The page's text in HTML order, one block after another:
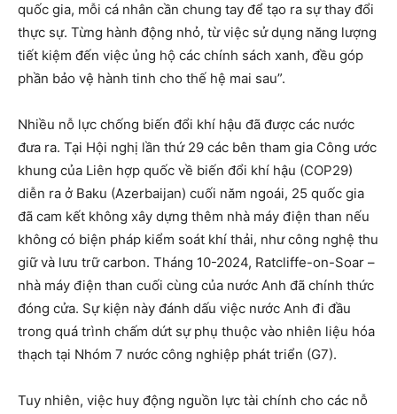
quốc gia, mỗi cá nhân cần chung tay để tạo ra sự thay đổi
thực sự. Từng hành động nhỏ, từ việc sử dụng năng lượng
tiết kiệm đến việc ủng hộ các chính sách xanh, đều góp
phần bảo vệ hành tinh cho thế hệ mai sau”.
Nhiều nỗ lực chống biến đổi khí hậu đã được các nước
đưa ra. Tại Hội nghị lần thứ 29 các bên tham gia Công ước
khung của Liên hợp quốc về biến đổi khí hậu (COP29)
diễn ra ở Baku (Azerbaijan) cuối năm ngoái, 25 quốc gia
đã cam kết không xây dựng thêm nhà máy điện than nếu
không có biện pháp kiểm soát khí thải, như công nghệ thu
giữ và lưu trữ carbon. Tháng 10-2024, Ratcliffe-on-Soar –
nhà máy điện than cuối cùng của nước Anh đã chính thức
đóng cửa. Sự kiện này đánh dấu việc nước Anh đi đầu
trong quá trình chấm dứt sự phụ thuộc vào nhiên liệu hóa
thạch tại Nhóm 7 nước công nghiệp phát triển (G7).
Tuy nhiên, việc huy động nguồn lực tài chính cho các nỗ